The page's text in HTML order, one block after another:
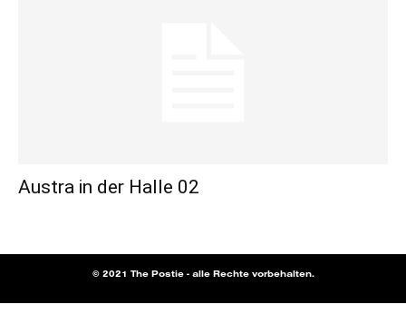
Austra in der Halle 02
© 2021 The Postie - alle Rechte vorbehalten.